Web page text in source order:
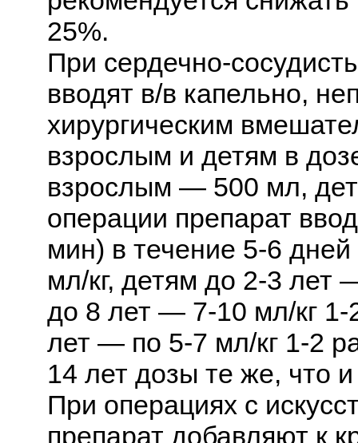
25%.
При сердечно-
вводят в/в капельно,
хирургическим
взрослым и детям в
взрослым — 500 мл,
операции препарат
мин) в течение 5-6
мл/кг, детям до 2-3 лет
до 8 лет — 7-10 мл/кг 1-
лет — по 5-7 мл/кг 1-2
14 лет дозы те же, что
При операциях с
препарат добавляют к